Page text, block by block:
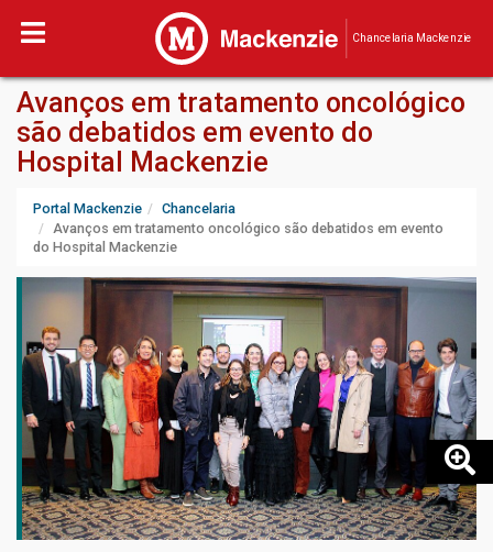
Chancelaria Mackenzie
Avanços em tratamento oncológico
são debatidos em evento do
Hospital Mackenzie
Portal Mackenzie
Chancelaria
Avanços em tratamento oncológico são debatidos em evento
do Hospital Mackenzie